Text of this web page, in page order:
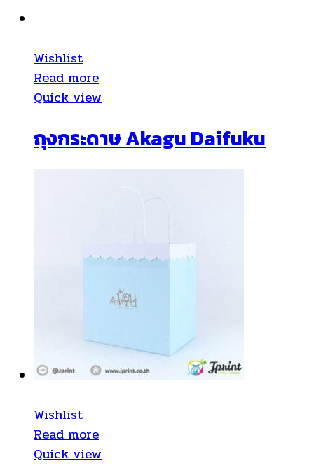
Wishlist
Read more
Quick view
ถุงกระดาษ Akagu Daifuku
Wishlist
Read more
Quick view